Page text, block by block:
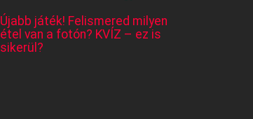
Újabb játék! Felismered milyen
étel van a fotón? KVÍZ – ez is
sikerül?